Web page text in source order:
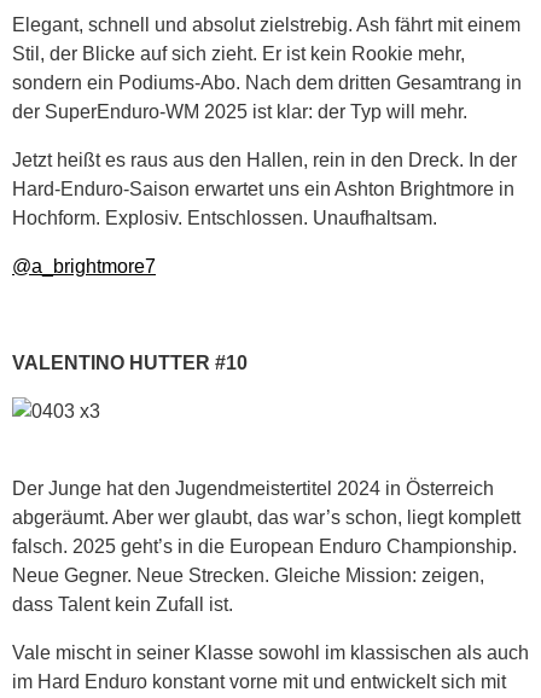
Elegant, schnell und absolut zielstrebig. Ash fährt mit einem
Stil, der Blicke auf sich zieht. Er ist kein Rookie mehr,
sondern ein Podiums-Abo. Nach dem dritten Gesamtrang in
der SuperEnduro-WM 2025 ist klar: der Typ will mehr.
Jetzt heißt es raus aus den Hallen, rein in den Dreck. In der
Hard-Enduro-Saison erwartet uns ein Ashton Brightmore in
Hochform. Explosiv. Entschlossen. Unaufhaltsam.
@a_brightmore7
VALENTINO HUTTER #10
Der Junge hat den Jugendmeistertitel 2024 in Österreich
abgeräumt. Aber wer glaubt, das war’s schon, liegt komplett
falsch. 2025 geht’s in die European Enduro Championship.
Neue Gegner. Neue Strecken. Gleiche Mission: zeigen,
dass Talent kein Zufall ist.
Vale mischt in seiner Klasse sowohl im klassischen als auch
im Hard Enduro konstant vorne mit und entwickelt sich mit